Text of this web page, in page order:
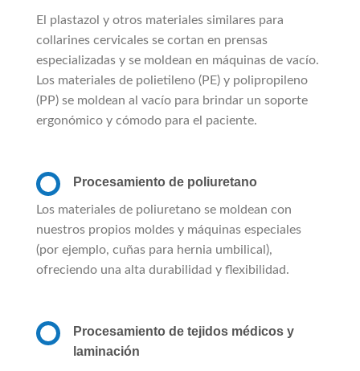
El plastazol y otros materiales similares para
collarines cervicales se cortan en prensas
especializadas y se moldean en máquinas de vacío.
Los materiales de polietileno (PE) y polipropileno
(PP) se moldean al vacío para brindar un soporte
ergonómico y cómodo para el paciente.
Procesamiento de poliuretano
Los materiales de poliuretano se moldean con
nuestros propios moldes y máquinas especiales
(por ejemplo, cuñas para hernia umbilical),
ofreciendo una alta durabilidad y flexibilidad.
Procesamiento de tejidos médicos y
laminación